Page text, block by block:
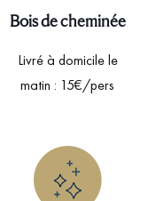
Bois de cheminée
Livré à domicile le
matin : 15€/pers